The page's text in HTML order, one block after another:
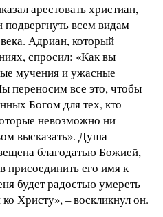
арестовать христиан,
всем видам
Адриан, который
спросил: «Как вы
мучения и ужасные
переносим все это, чтобы
Богом для тех, кто
невозможно ни
высказать». Душа
благодатью Божией,
присоединить его имя к
будет радостью умереть
Христу», – воскликнул он.